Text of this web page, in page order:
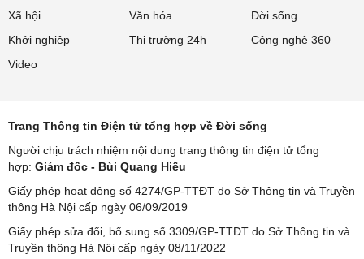
Xã hội
Văn hóa
Đời sống
Khởi nghiệp
Thị trường 24h
Công nghệ 360
Video
Trang Thông tin Điện tử tổng hợp về Đời sống
Người chịu trách nhiệm nội dung trang thông tin điện tử tổng
hợp: Giám đốc - Bùi Quang Hiếu
Giấy phép hoạt động số 4274/GP-TTĐT do Sở Thông tin và Truyền
thông Hà Nội cấp ngày 06/09/2019
Giấy phép sửa đổi, bổ sung số 3309/GP-TTĐT do Sở Thông tin và
Truyền thông Hà Nội cấp ngày 08/11/2022